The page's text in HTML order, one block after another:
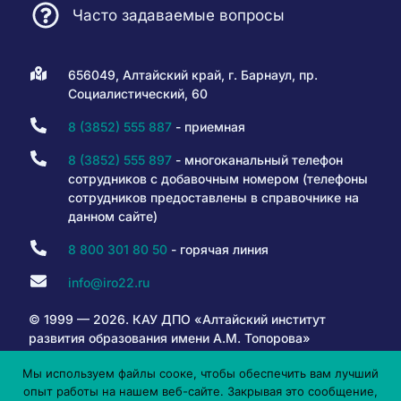
Часто задаваемые вопросы
656049, Алтайский край, г. Барнаул, пр.
Социалистический, 60
8 (3852) 555 887- приемная
8 (3852) 555 897- многоканальный телефон
сотрудников с добавочным номером (телефоны
сотрудников предоставлены в справочнике на
данном сайте)
8 800 301 80 50- горячая линия
info@iro22.ru
© 1999 — 2026. КАУ ДПО «Алтайский институт
развития образования имени А.М. Топорова»
6+
Мы используем файлы сооке, чтобы обеспечить вам лучший
опыт работы на нашем веб-сайте. Закрывая это сообщение,